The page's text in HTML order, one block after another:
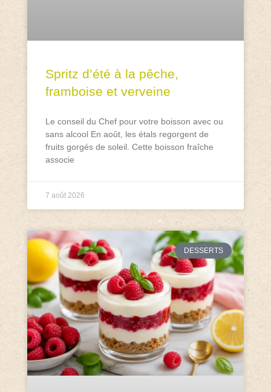
Spritz d’été à la pêche,
framboise et verveine
Le conseil du Chef pour votre boisson avec ou
sans alcool En août, les étals regorgent de
fruits gorgés de soleil. Cette boisson fraîche
associe
7 août 2026
DESSERTS